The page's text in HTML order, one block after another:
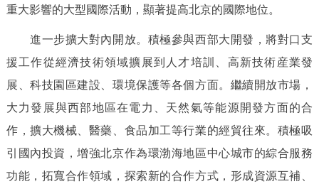
重大影響的大型國際活動，顯著提高北京的國際地位。
進一步擴大對內開放。積極參與西部大開發，將對口支
援工作從經濟技術領域擴展到人才培訓、高新技術産業發
展、科技園區建設、環境保護等各個方面。繼續開放市場，
大力發展與西部地區在電力、天然氣等能源開發方面的合
作，擴大機械、醫藥、食品加工等行業的經貿往來。積極吸
引國內投資，增強北京作為環渤海地區中心城市的綜合服務
功能，拓寬合作領域，探索新的合作方式，形成資源互補、